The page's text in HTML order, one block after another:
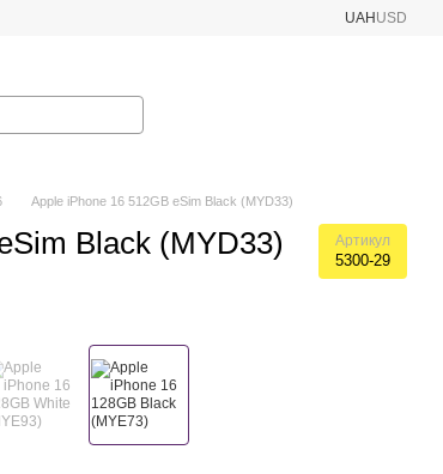
UAH USD
Apple iPhone 16 512GB eSim Black (MYD33)
Black (MYD33) Артикул
5300-29